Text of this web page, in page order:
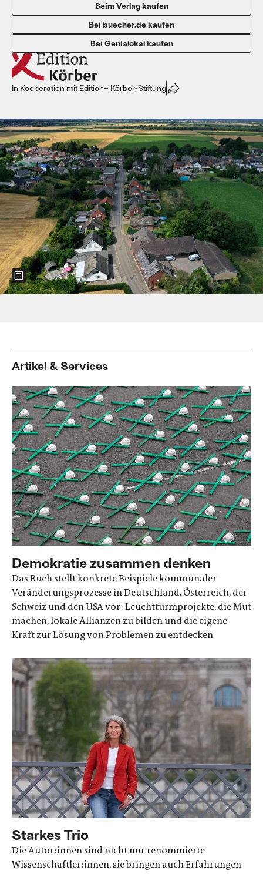
Beim Verlag kaufen
Bei buecher.de kaufen
Bei Genialokal kaufen
In Kooperation mit Edition– Körber-Stiftung
Show more information about the image
Artikel & Services
Demokratie zusammen denken
Das Buch stellt konkrete Beispiele kommunaler
Veränderungsprozesse in Deutschland, Österreich, der
Schweiz und den USA vor: Leuchtturmprojekte, die Mut
machen, lokale Allianzen zu bilden und die eigene
Kraft zur Lösung von Problemen zu entdecken
Starkes Trio
Die Autor:innen sind nicht nur renommierte
Wissenschaftler:innen, sie bringen auch Erfahrungen